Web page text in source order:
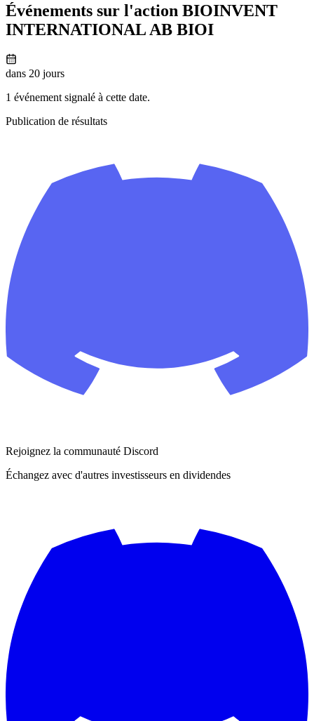
Événements sur l'action BIOINVENT
INTERNATIONAL AB BIOI
dans 20 jours
1 événement signalé à cette date.
Publication de résultats
Rejoignez la communauté Discord
Échangez avec d'autres investisseurs en dividendes